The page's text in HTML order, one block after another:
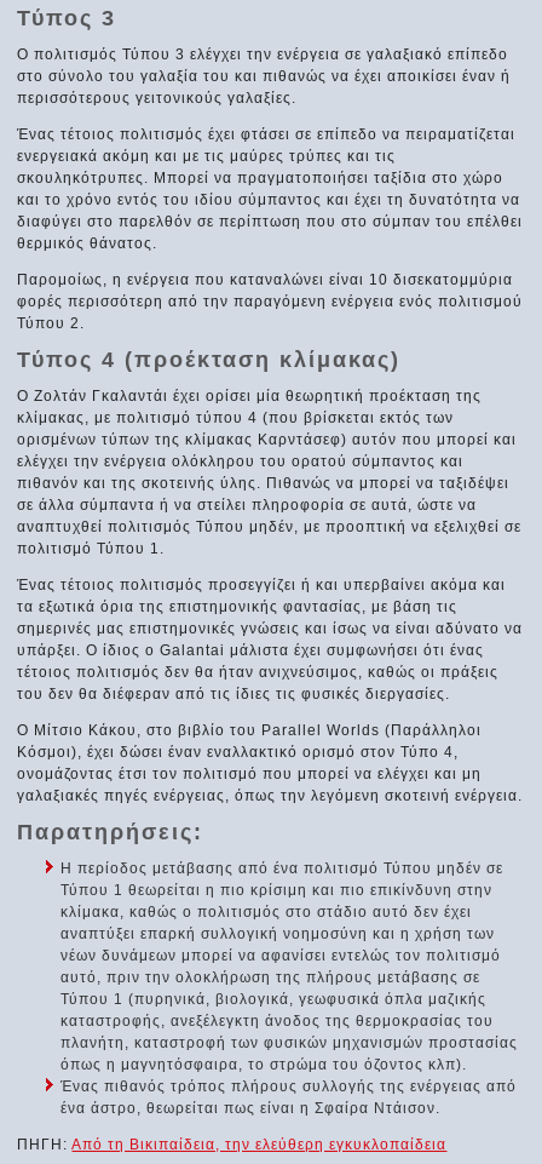
Τύπος 3
Ο πολιτισμός Τύπου 3 ελέγχει την ενέργεια σε γαλαξιακό επίπεδο
στο σύνολο του γαλαξία του και πιθανώς να έχει αποικίσει έναν ή
περισσότερους γειτονικούς γαλαξίες.
Ένας τέτοιος πολιτισμός έχει φτάσει σε επίπεδο να πειραματίζεται
ενεργειακά ακόμη και με τις μαύρες τρύπες και τις
σκουληκότρυπες. Μπορεί να πραγματοποιήσει ταξίδια στο χώρο
και το χρόνο εντός του ιδίου σύμπαντος και έχει τη δυνατότητα να
διαφύγει στο παρελθόν σε περίπτωση που στο σύμπαν του επέλθει
θερμικός θάνατος.
Παρομοίως, η ενέργεια που καταναλώνει είναι 10 δισεκατομμύρια
φορές περισσότερη από την παραγόμενη ενέργεια ενός πολιτισμού
Τύπου 2.
Τύπος 4 (προέκταση κλίμακας)
Ο Ζολτάν Γκαλαντάι έχει ορίσει μία θεωρητική προέκταση της
κλίμακας, με πολιτισμό τύπου 4 (που βρίσκεται εκτός των
ορισμένων τύπων της κλίμακας Καρντάσεφ) αυτόν που μπορεί και
ελέγχει την ενέργεια ολόκληρου του ορατού σύμπαντος και
πιθανόν και της σκοτεινής ύλης. Πιθανώς να μπορεί να ταξιδέψει
σε άλλα σύμπαντα ή να στείλει πληροφορία σε αυτά, ώστε να
αναπτυχθεί πολιτισμός Τύπου μηδέν, με προοπτική να εξελιχθεί σε
πολιτισμό Τύπου 1.
Ένας τέτοιος πολιτισμός προσεγγίζει ή και υπερβαίνει ακόμα και
τα εξωτικά όρια της επιστημονικής φαντασίας, με βάση τις
σημερινές μας επιστημονικές γνώσεις και ίσως να είναι αδύνατο να
υπάρξει. Ο ίδιος ο Galantai μάλιστα έχει συμφωνήσει ότι ένας
τέτοιος πολιτισμός δεν θα ήταν ανιχνεύσιμος, καθώς οι πράξεις
του δεν θα διέφεραν από τις ίδιες τις φυσικές διεργασίες.
Ο Μίτσιο Κάκου, στο βιβλίο του Parallel Worlds (Παράλληλοι
Κόσμοι), έχει δώσει έναν εναλλακτικό ορισμό στον Τύπο 4,
ονομάζοντας έτσι τον πολιτισμό που μπορεί να ελέγχει και μη
γαλαξιακές πηγές ενέργειας, όπως την λεγόμενη σκοτεινή ενέργεια.
Παρατηρήσεις:
Η περίοδος μετάβασης από ένα πολιτισμό Τύπου μηδέν σε
Τύπου 1 θεωρείται η πιο κρίσιμη και πιο επικίνδυνη στην
κλίμακα, καθώς ο πολιτισμός στο στάδιο αυτό δεν έχει
αναπτύξει επαρκή συλλογική νοημοσύνη και η χρήση των
νέων δυνάμεων μπορεί να αφανίσει εντελώς τον πολιτισμό
αυτό, πριν την ολοκλήρωση της πλήρους μετάβασης σε
Τύπου 1 (πυρηνικά, βιολογικά, γεωφυσικά όπλα μαζικής
καταστροφής, ανεξέλεγκτη άνοδος της θερμοκρασίας του
πλανήτη, καταστροφή των φυσικών μηχανισμών προστασίας
όπως η μαγνητόσφαιρα, το στρώμα του όζοντος κλπ).
Ένας πιθανός τρόπος πλήρους συλλογής της ενέργειας από
ένα άστρο, θεωρείται πως είναι η Σφαίρα Ντάισον.
ΠΗΓΗ:Από τη Βικιπαίδεια, την ελεύθερη εγκυκλοπαίδεια